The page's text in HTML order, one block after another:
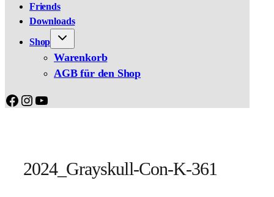
Friends
Downloads
Shop
Warenkorb
AGB für den Shop
Facebook
Instagram
YouTube
2024_Grayskull-Con-K-361